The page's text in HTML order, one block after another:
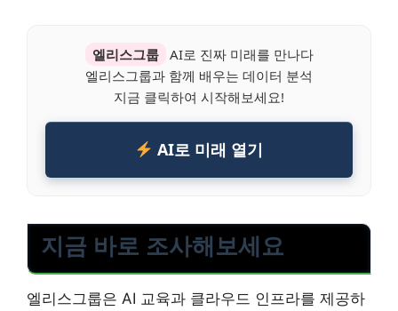
엘리스그룹
AI로 진짜 미래를 만나다
엘리스그룹과 함께 배우는 데이터 분석
지금 클릭하여 시작해보세요!
AI로 미래 열기
지금 바로 조사해보세요
엘리스그룹은 AI 교육과 클라우드 인프라를 제공하